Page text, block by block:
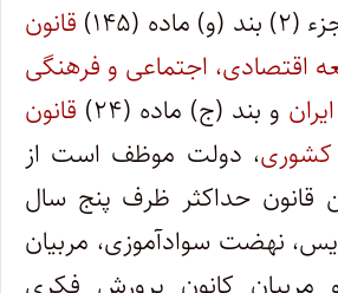
(۱۴۵)
قانون
اقتصادی، اجتماعی و فرهنگی
و بند (ج) ماده (۲۴)
قانون
، دولت موظف است از
قانون حداکثر ظرف پنج سال
نهضت سوادآموزی، مربیان